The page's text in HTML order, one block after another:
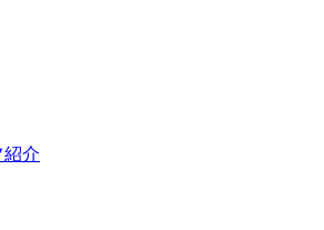
紹介